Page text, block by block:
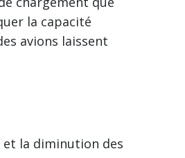
la capacité
avions laissent
la diminution des